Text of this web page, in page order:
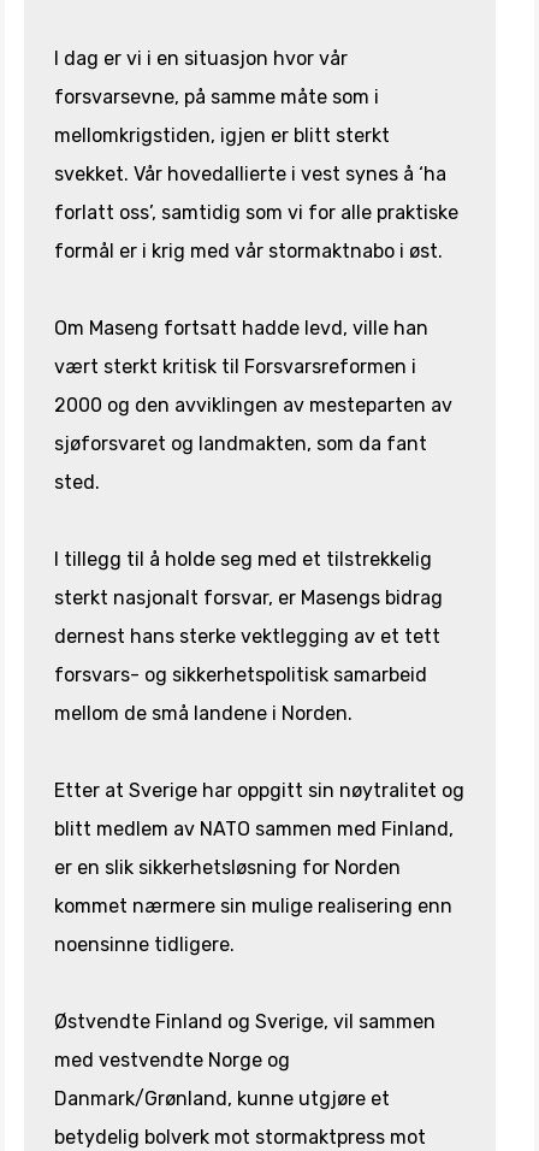
I dag er vi i en situasjon hvor vår
forsvarsevne, på samme måte som i
mellomkrigstiden, igjen er blitt sterkt
svekket. Vår hovedallierte i vest synes å ‘ha
forlatt oss’, samtidig som vi for alle praktiske
formål er i krig med vår stormaktnabo i øst.
Om Maseng fortsatt hadde levd, ville han
vært sterkt kritisk til Forsvarsreformen i
2000 og den avviklingen av mesteparten av
sjøforsvaret og landmakten, som da fant
sted.
I tillegg til å holde seg med et tilstrekkelig
sterkt nasjonalt forsvar, er Masengs bidrag
dernest hans sterke vektlegging av et tett
forsvars- og sikkerhetspolitisk samarbeid
mellom de små landene i Norden.
Etter at Sverige har oppgitt sin nøytralitet og
blitt medlem av NATO sammen med Finland,
er en slik sikkerhetsløsning for Norden
kommet nærmere sin mulige realisering enn
noensinne tidligere.
Østvendte Finland og Sverige, vil sammen
med vestvendte Norge og
Danmark/Grønland, kunne utgjøre et
betydelig bolverk mot stormaktpress mot